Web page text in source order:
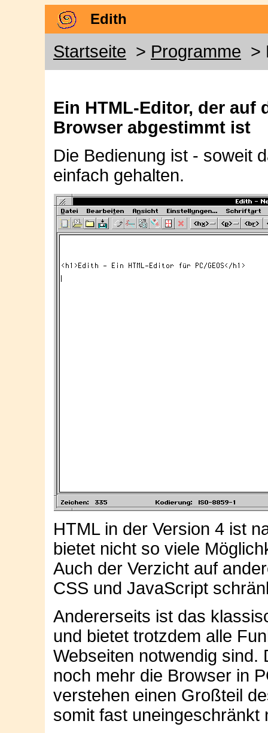
Edith
Startseite > Programme >
Ein HTML-Editor, der auf
Browser abgestimmt ist
Die Bedienung ist - soweit
einfach gehalten.
HTML in der Version 4 ist
bietet nicht so viele
Auch der Verzicht auf
CSS und JavaScript
Andererseits ist das
und bietet trotzdem alle
Webseiten notwendig sind.
noch mehr die Browser in
verstehen einen Großteil
somit fast uneingeschränkt